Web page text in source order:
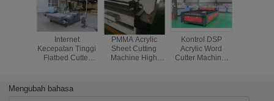
Internet
Kecepatan Tinggi
Flatbed Cutter
Belt Khusus
PMMA Acrylic
Sheet Cutting
Machine High
Kontrol DSP
Acrylic Word
Cutter Machine,
Mengubah bahasa